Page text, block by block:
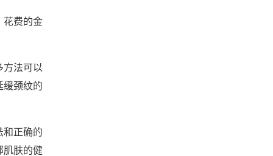
花费的金
方法可以
缓颈纹的
和正确的
肌肤的健